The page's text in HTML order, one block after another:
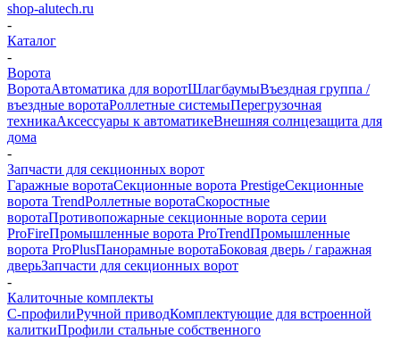
shop-alutech.ru
-
Каталог
-
Ворота
ВоротаАвтоматика для воротШлагбаумыВъездная группа /
въездные воротаРоллетные системыПерегрузочная
техникаАксессуары к автоматикеВнешняя солнцезащита для
дома
-
Запчасти для секционных ворот
Гаражные воротаСекционные ворота PrestigeСекционные
ворота TrendРоллетные воротаСкоростные
воротаПротивопожарные секционные ворота серии
ProFireПромышленные ворота ProTrendПромышленные
ворота ProPlusПанорамные воротаБоковая дверь / гаражная
дверьЗапчасти для секционных ворот
-
Калиточные комплекты
С-профилиРучной приводКомплектующие для встроенной
калиткиПрофили стальные собственного